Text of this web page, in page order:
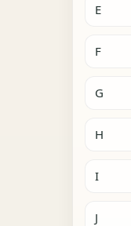
E
F
G
H
I
J